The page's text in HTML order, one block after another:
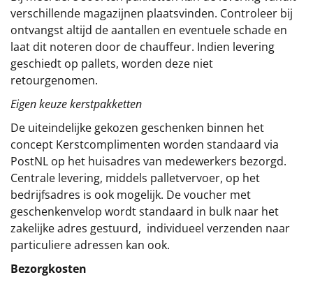
verschillende magazijnen plaatsvinden. Controleer bij
ontvangst altijd de aantallen en eventuele schade en
laat dit noteren door de chauffeur. Indien levering
geschiedt op pallets, worden deze niet
retourgenomen.
Eigen keuze kerstpakketten
De uiteindelijke gekozen geschenken binnen het
concept Kerstcomplimenten worden standaard via
PostNL op het huisadres van medewerkers bezorgd.
Centrale levering, middels palletvervoer, op het
bedrijfsadres is ook mogelijk. De voucher met
geschenkenvelop wordt standaard in bulk naar het
zakelijke adres gestuurd, individueel verzenden naar
particuliere adressen kan ook.
Bezorgkosten